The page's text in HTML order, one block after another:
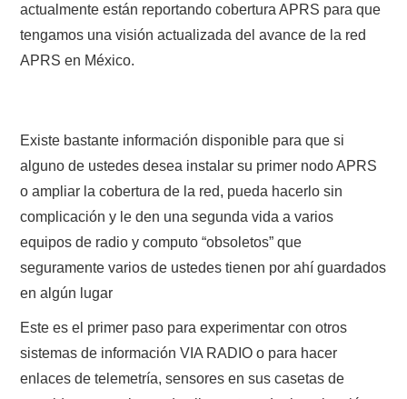
actualmente están reportando cobertura APRS para que
tengamos una visión actualizada del avance de la red
APRS en México.
Existe bastante información disponible para que si
alguno de ustedes desea instalar su primer nodo APRS
o ampliar la cobertura de la red, pueda hacerlo sin
complicación y le den una segunda vida a varios
equipos de radio y computo “obsoletos” que
seguramente varios de ustedes tienen por ahí guardados
en algún lugar
Este es el primer paso para experimentar con otros
sistemas de información VIA RADIO o para hacer
enlaces de telemetría, sensores en sus casetas de